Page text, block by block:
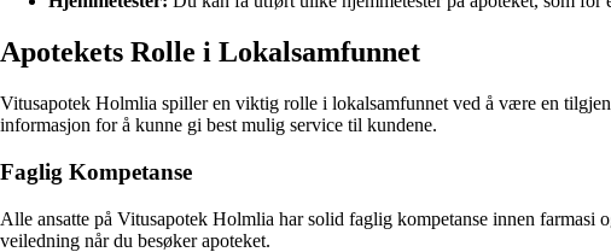
Apotekets Rolle i Lokalsamfunnet
Vitusapotek Holmlia spiller en viktig rolle i lokalsamfunnet ved å være en
informasjon for å kunne gi best mulig service til kundene.
Faglig Kompetanse
Alle ansatte på Vitusapotek Holmlia har solid faglig kompetanse innen
veiledning når du besøker apoteket.